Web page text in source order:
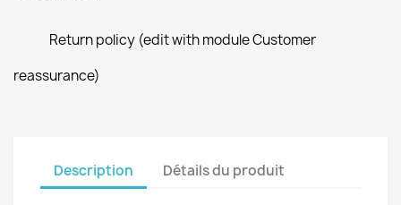
Return policy (edit with module Customer
reassurance)
Description Détails du produit